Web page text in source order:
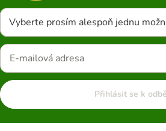
Vyberte prosím alespoň jednu
Přihlásit se k